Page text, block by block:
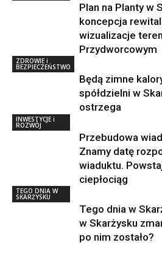
Plan na Planty w
koncepcja
wizualizacje
Przydworcowym
ZDROWIE i
BEZPIECZEŃSTWO
Będą zimne
spółdzielni w
ostrzega
INWESTYCJE i
ROZWÓJ
Przebudowa
Znamy datę
wiaduktu.
ciepłociąg
TEGO DNIA W
SKARŻYSKU
Tego dnia w
w Skarżysku
po nim zostało?